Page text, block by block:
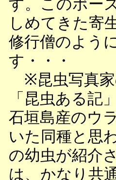
す。このポー
しめてきた寄
修行僧のよう
す・・・
※昆虫写真
「昆虫ある記
石垣島産のウ
いた同種と思
の幼虫が紹介
は、かなり共